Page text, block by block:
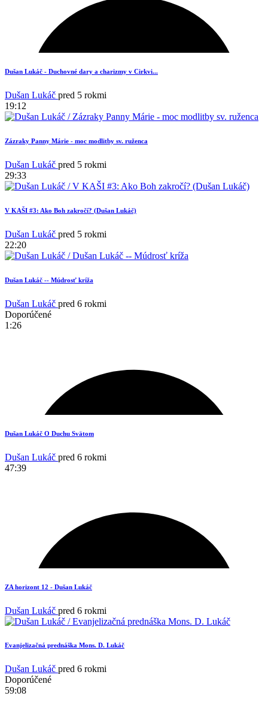
Dušan Lukáč - Duchovné dary a charizmy v Cirkvi...
Dušan Lukáč pred 5 rokmi
19:12
Zázraky Panny Márie - moc modlitby sv. ruženca
Dušan Lukáč pred 5 rokmi
29:33
V KAŠI #3: Ako Boh zakročí? (Dušan Lukáč)
Dušan Lukáč pred 5 rokmi
22:20
Dušan Lukáč -- Múdrosť kríža
Dušan Lukáč pred 6 rokmi
Doporúčené
1:26
Dušan Lukáč O Duchu Svätom
Dušan Lukáč pred 6 rokmi
47:39
ZA horizont 12 - Dušan Lukáč
Dušan Lukáč pred 6 rokmi
Evanjelizačná prednáška Mons. D. Lukáč
Dušan Lukáč pred 6 rokmi
Doporúčené
59:08